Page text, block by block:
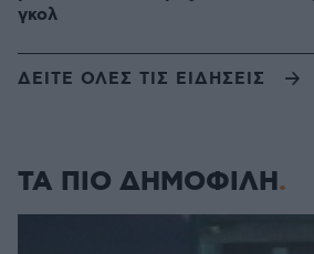
γκολ
ΔΕΙΤΕ ΟΛΕΣ ΤΙΣ ΕΙΔΗΣΕΙΣ
ΤΑ ΠΙΟ ΔΗΜΟΦΙΛΗ